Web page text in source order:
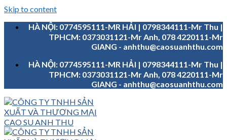
Skip to content
HÀ NỘI: 0774595111-MR HẢI | 0798344111-Mr Thu |
TPHCM: 0373031121-Mr Anh, 078 4220111-Mr
GIANG - anhthu@caosuanhthu.com
HÀ NỘI: 0774595111-MR HẢI | 0798344111-Mr Thu |
TPHCM: 0373031121-Mr Anh, 078 4220111-Mr
GIANG - anhthu@caosuanhthu.com